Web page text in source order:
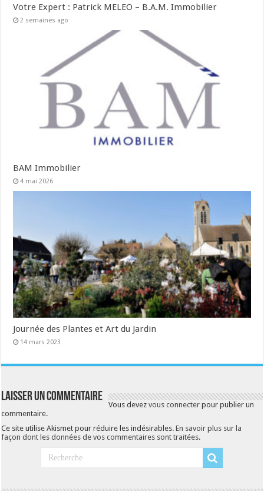
Votre Expert : Patrick MELEO – B.A.M. Immobilier
2 semaines ago
BAM Immobilier
4 mai 2026
Journée des Plantes et Art du Jardin
14 mars 2023
Laisser un commentaire
Vous devezvous connecter pour publier un
commentaire.
Ce site utilise Akismet pour réduire les indésirables.En savoir plus sur la
façon dont les données de vos commentaires sont traitées.